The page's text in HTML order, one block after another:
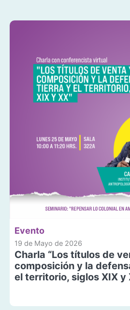
Evento
19 de Mayo de 2026
Charla “Los títulos de
composición y la
el territorio, siglos XIX y